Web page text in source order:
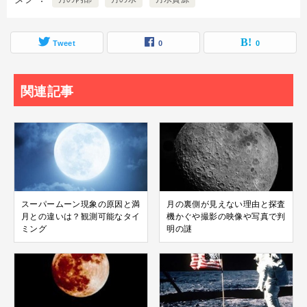
Tweet 0 0
関連記事
スーパームーン現象の原因と満
月との違いは？観測可能なタイ
ミング
月の裏側が見えない理由と探査
機かぐや撮影の映像や写真で判
明の謎